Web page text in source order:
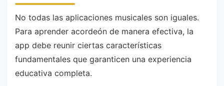
No todas las aplicaciones musicales son iguales.
Para aprender acordeón de manera efectiva, la
app debe reunir ciertas características
fundamentales que garanticen una experiencia
educativa completa.